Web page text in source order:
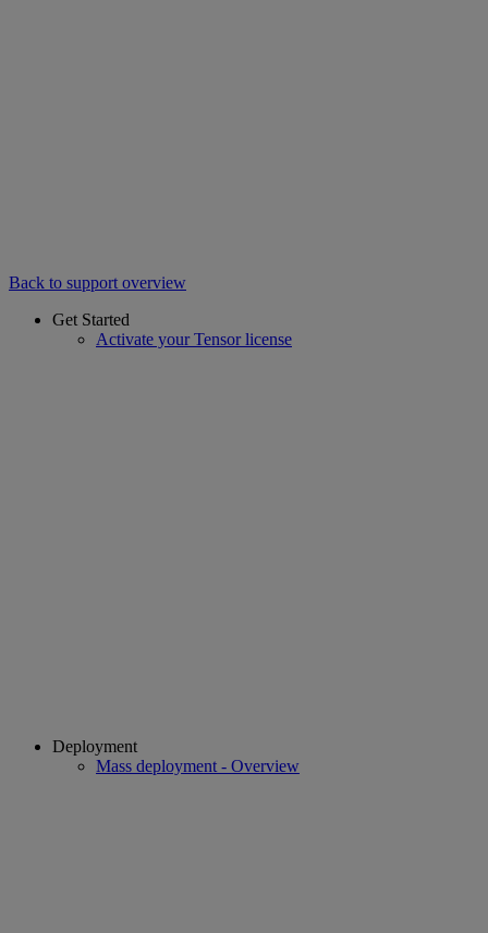
Back to support overview
Get Started
Activate your Tensor license
Deployment
Mass deployment - Overview